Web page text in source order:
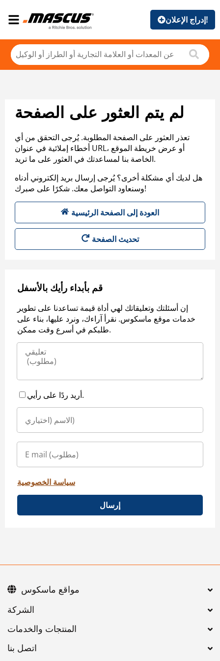
إدراج الإعلان!
لم يتم العثور على الصفحة
تعذر العثور على الصفحة المطلوبة. يُرجى التحقق من أي
أخطاء إملائية في عنوان URL، أو عرض خريطة الموقع
الخاصة بنا لمساعدتك في العثور على ما تريد.
هل لديك أي مشكلة أخرى؟ يُرجى إرسال بريد إلكتروني أدناه
وسنعاود التواصل معك. شكرًا على صبرك!
العودة إلى الصفحة الرئيسية
تحديث الصفحة
قم بأبداء رأيك بالأسفل
إن أسئلتك وتعليقاتك لهي أداة قيمة تساعدنا على تطوير
خدمات موقع ماسكوس. نقرأ آراءك، ونرد عليها، بناء على
طلبكم في أسرع وقت ممكن.
أريد ردًا على رأيي.
سياسة الخصوصية
إرسال
اتصل بنا
مواقع ماسكوس